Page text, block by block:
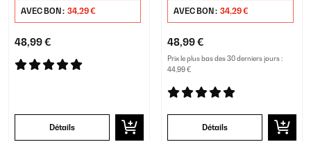
AVEC BON : 34,29 €
48,99 €
Détails
AVEC BON : 34,29 €
48,99 €
Prix le plus bas des 30 derniers jours :
44,99 €
Détails